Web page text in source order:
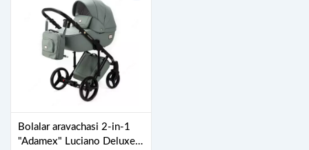
Bolalar aravachasi 2-in-1
"Adamex" Luciano Deluxe